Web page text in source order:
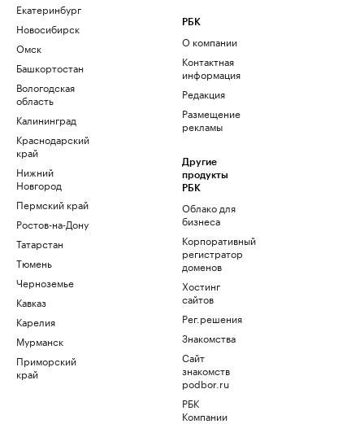
Екатеринбург
Новосибирск
Омск
Башкортостан
Вологодская
область
Калининград
Краснодарский
край
Нижний
Новгород
Пермский край
Ростов-на-Дону
Татарстан
Тюмень
Черноземье
Кавказ
Карелия
Мурманск
Приморский
край
РБК
О компании
Контактная
информация
Редакция
Размещение
рекламы
Другие
продукты
РБК
Облако для
бизнеса
Корпоративный
регистратор
доменов
Хостинг
сайтов
Рег.решения
Знакомства
Сайт
знакомств
podbor.ru
РБК
Компании